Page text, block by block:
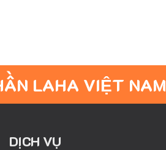
LAHA VIỆT NAM
DỊCH VỤ